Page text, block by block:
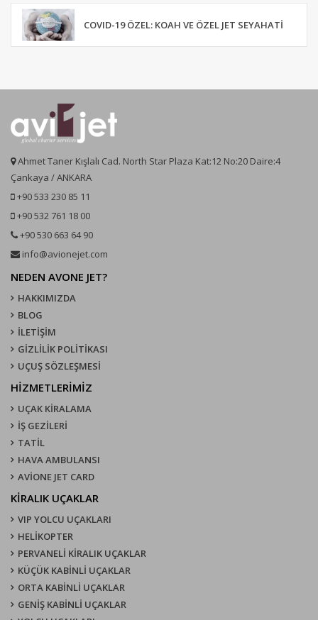
COVID-19 ÖZEL: KOAH VE ÖZEL JET SEYAHATI
Ahmet Taner Kışlalı Cad. North Star Plaza Kat:12 No:20 Daire:4
Çankaya / ANKARA
+90 533 230 85 11
+90 532 761 18 00
+90 530 663 64 90
info@avionejet.com
NEDEN AVONE JET?
HAKKIMIZDA
BLOG
İLETİŞİM
GİZLİLİK POLİTİKASI
UÇUŞ SÖZLEŞMESI
HİZMETLERİMİZ
UÇAK KIRALAMA
İŞ GEZİLERİ
TATİL
HAVA AMBULANSI
AVİONE JET CARD
KIRALIK UÇAKLAR
VIP YOLCU UÇAKLARI
HELİKOPTER
PERVANELİ KİRALIK UÇAKLAR
KÜÇÜK KABİNLİ UÇAKLAR
ORTA KABİNLİ UÇAKLAR
GENİŞ KABİNLİ UÇAKLAR